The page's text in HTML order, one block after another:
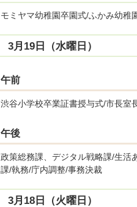
モミヤマ幼稚園卒園式/ふかみ幼稚
3月19日（水曜日）
午前
渋谷小学校卒業証書授与式/市長室
午後
政策総務課、デジタル戦略課/生活
課/執務/庁内調整/事務決裁
3月18日（火曜日）